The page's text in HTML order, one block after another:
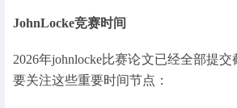
JohnLocke竞赛时间
2026年johnlocke比赛论文已经全部提
要关注这些重要时间节点：